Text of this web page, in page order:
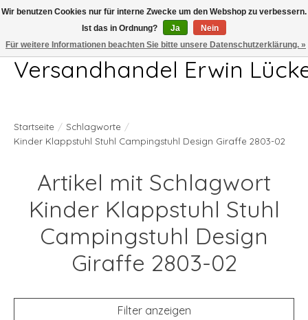
Telefon 04407 715872 MO-DO 7.00-17.00Uhr FR 7.00-13.00Uhr
Versandhandel Erwin
Startseite / Schlagworte /
Kinder Klappstuhl Stuhl Campingstuhl Design Giraffe 2803-02
Artikel mit Schlagwort
Kinder Klappstuhl Stuhl
Campingstuhl Design
Giraffe 2803-02
Filter anzeigen
Wir benutzen Cookies nur für interne Zwecke um den Webshop zu verbessern.
Ist das in Ordnung?
Ja
Nein
Für weitere Informationen beachten Sie bitte unsere Datenschutzerklärung. »